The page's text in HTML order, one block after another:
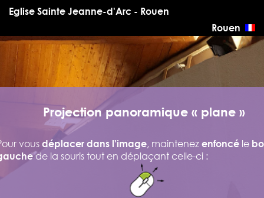
Eglise Sainte Jeanne-d'Arc - Rouen
Rouen